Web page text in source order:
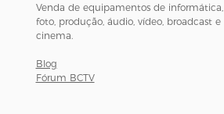
Venda de equipamentos de informática,
foto, produção, áudio, vídeo, broadcast e
cinema.
Blog
Fórum BCTV